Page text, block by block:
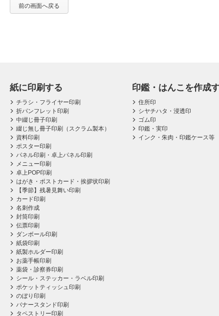
前の画面へ戻る
紙に印刷する
チラシ・フライヤー印刷
折パンフレット印刷
中綴じ冊子印刷
綴じ無し冊子印刷（スクラム製本）
資料印刷
ポスター印刷
パネル印刷・卓上パネル印刷
メニュー印刷
卓上POP印刷
はがき・ポストカード・挨拶状印刷
【季節】残暑見舞い印刷
カード印刷
名刺作成
封筒印刷
伝票印刷
ダンボール印刷
紙袋印刷
紙製ホルダー印刷
お薬手帳印刷
薬袋・診察券印刷
シール・ステッカー・ラベル印刷
ポケットティッシュ印刷
のぼり印刷
バナースタンド印刷
タペストリー印刷
印鑑・はんこを作成
住所印
シヤチハタ・浸透印
ゴム印
印鑑・実印
インク・朱肉・印鑑ケース等